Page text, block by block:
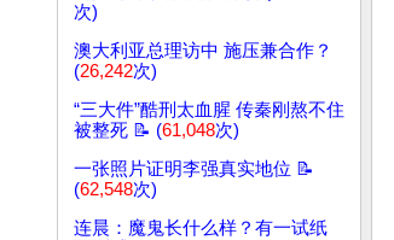
次)
澳大利亚总理访中 施压兼合作？
(26,242次)
“三大件”酷刑太血腥 传秦刚熬不住
被整死 📝 (61,048次)
一张照片证明李强真实地位 📝
(62,548次)
连晨：魔鬼长什么样？有一试纸